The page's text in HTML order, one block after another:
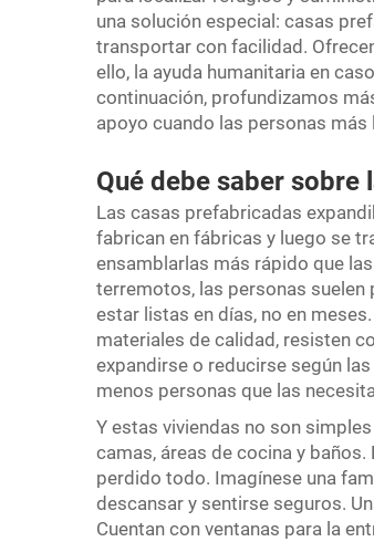
una solución especial: casas
transportar con facilidad.
ello, la ayuda humanitaria en
continuación, profundizamos
apoyo cuando las personas más
Qué debe saber
Las casas prefabricadas
fabrican en fábricas y luego se
ensamblarlas más rápido que
terremotos, las personas suelen
estar listas en días, no en
materiales de calidad, resisten
expandirse o reducirse según
menos personas que las
Y estas viviendas no son
camas, áreas de cocina y
perdido todo. Imagínese una
descansar y sentirse seguros.
Cuentan con ventanas para la